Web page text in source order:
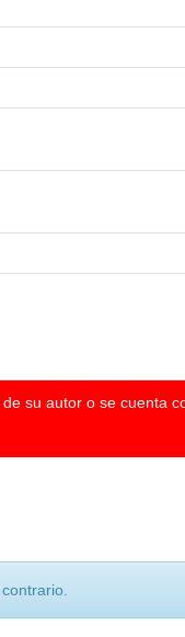
su autor o se cuenta